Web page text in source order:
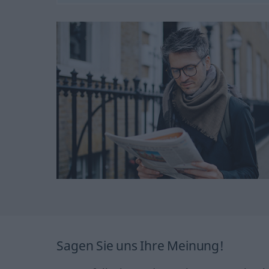
Sagen Sie uns Ihre Meinung!